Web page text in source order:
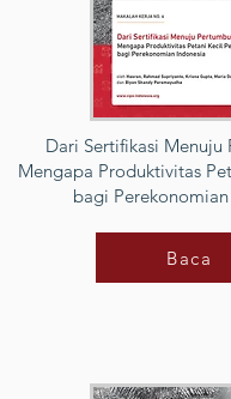
Dari Sertifikasi Menuju
Mengapa Produktivitas
bagi
Baca